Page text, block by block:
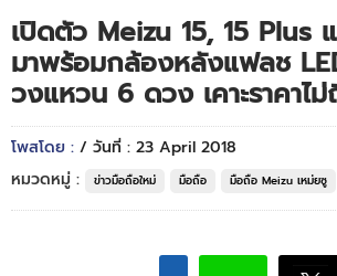
เปิดตัว Meizu 15, 15 Plus
มาพร้อมกล้องหลังแฟลช
วงแหวน 6 ดวง เคาะราคาไ
โพสโดย : / วันที่ : 23 April 2018
หมวดหมู่ :
ข่าวมือถือใหม่ มือถือ มือถือ Meizu เหม่ยซู